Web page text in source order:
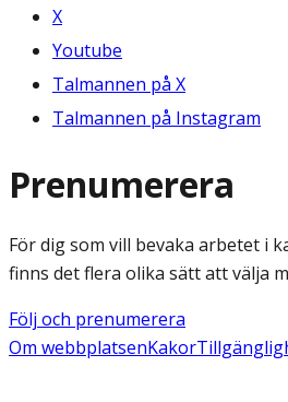
X
Youtube
Talmannen på X
Talmannen på Instagram
Prenumerera
För dig som vill bevaka arbetet i
finns det flera olika sätt att välja
Följ och prenumerera
Om webbplatsenKakor